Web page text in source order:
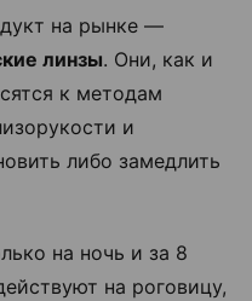
на рынке —
линзы. Они, как и
к методам
и
либо замедлить
на ночь и за 8
на роговицу,